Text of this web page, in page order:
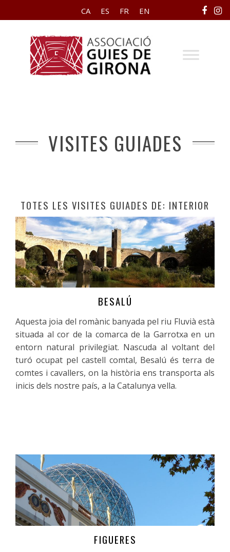
CA ES FR EN
VISITES GUIADES
TOTES LES VISITES GUIADES DE: INTERIOR
BESALÚ
Aquesta joia del romànic banyada pel riu Fluvià està
situada al cor de la comarca de la Garrotxa en un
entorn natural privilegiat. Nascuda al voltant del
turó ocupat pel castell comtal, Besalú és terra de
comtes i cavallers, on la història ens transporta als
inicis dels nostre país, a la Catalunya vella.
FIGUERES